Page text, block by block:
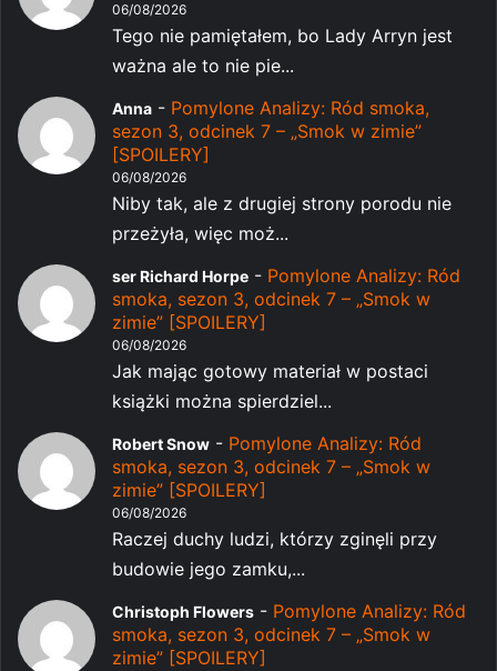
06/08/2026
Tego nie pamiętałem, bo Lady Arryn jest
ważna ale to nie pie...
Anna - Pomylone Analizy: Ród smoka,
sezon 3, odcinek 7 – „Smok w zimie”
[SPOILERY]
06/08/2026
Niby tak, ale z drugiej strony porodu nie
przeżyła, więc moż...
ser Richard Horpe - Pomylone Analizy: Ród
smoka, sezon 3, odcinek 7 – „Smok w
zimie” [SPOILERY]
06/08/2026
Jak mając gotowy materiał w postaci
książki można spierdziel...
Robert Snow - Pomylone Analizy: Ród
smoka, sezon 3, odcinek 7 – „Smok w
zimie” [SPOILERY]
06/08/2026
Raczej duchy ludzi, którzy zginęli przy
budowie jego zamku,...
Christoph Flowers - Pomylone Analizy: Ród
smoka, sezon 3, odcinek 7 – „Smok w
zimie” [SPOILERY]